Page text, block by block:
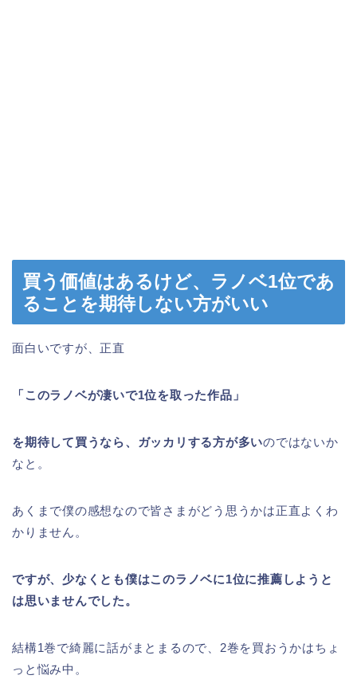
買う価値はあるけど、ラノベ1位であ
ることを期待しない方がいい
面白いですが、正直
「このラノベが凄いで1位を取った作品」
を期待して買うなら、ガッカリする方が多いのではないか
なと。
あくまで僕の感想なので皆さまがどう思うかは正直よくわ
かりません。
ですが、少なくとも僕はこのラノベに1位に推薦しようと
は思いませんでした。
結構1巻で綺麗に話がまとまるので、2巻を買おうかはちょ
っと悩み中。